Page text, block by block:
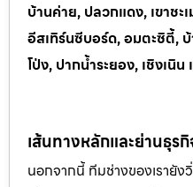
บ้านค่าย, ปลวกแดง, เขาชะ
อีสเทิร์นซีบอร์ด, อมตะซิตี้,
โป่ง, ปากน้ำระยอง, เชิงเนิ
เส้นทางหลักและย่านธุร
นอกจากนี้ ทีมช่างของเรายั